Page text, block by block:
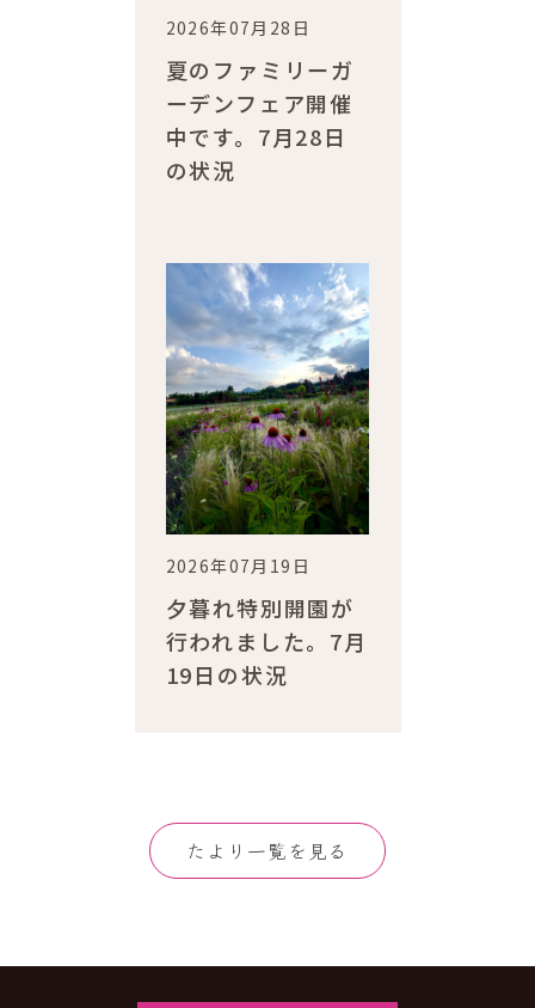
2026年07月28日
夏のファミリーガ
ーデンフェア開催
中です。7月28日
の状況
2026年07月19日
夕暮れ特別開園が
行われました。7月
19日の状況
たより一覧を見る